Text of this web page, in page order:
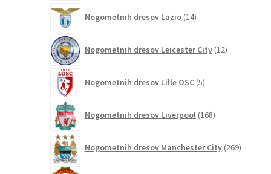
Nogometnih dresov Lazio 14izdelkov
Nogometnih dresov Leicester City 12izdelkov
Nogometnih dresov Lille OSC 5izdelkov
Nogometnih dresov Liverpool 168izdelkov
Nogometnih dresov Manchester City 269izdelkov